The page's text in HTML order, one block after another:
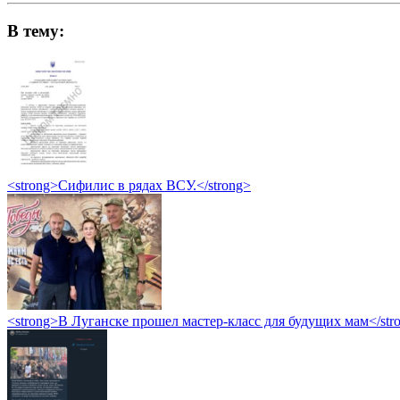
В тему:
<strong>Сифилис в рядах ВСУ.</strong>
<strong>В Луганске прошел мастер-класс для будущих мам</